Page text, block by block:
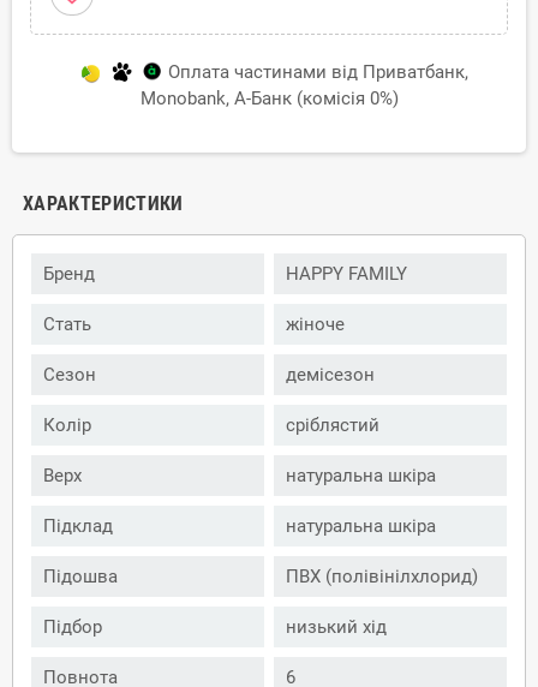
Оплата частинами від Приватбанк,
Monobank, А-Банк (комісія 0%)
ХАРАКТЕРИСТИКИ
Бренд HAPPY FAMILY
Стать жіноче
Сезон демісезон
Колір сріблястий
Верх натуральна шкіра
Підклад натуральна шкіра
Підошва ПВХ (полівінілхлорид)
Підбор низький хід
Повнота 6